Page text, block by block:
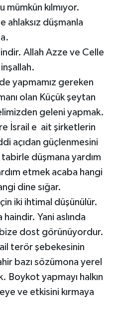
mümkün kılmıyor.
ahlaksız düşmanla
Allah Azze ve Celle
inşallah.
yapmamız gereken
olan Küçük şeytan
geleni yapmak.
İsrail e ait şirketlerin
açıdan güçlenmesini
düşmana yardım
etmek acaba hangi
dine sığar.
iki ihtimal düşünülür.
haindir. Yani aslında
dost görünüyordur.
terör şebekesinin
bazı sözümona yerel
Boykot yapmayı halkın
ve etkisini kırmaya